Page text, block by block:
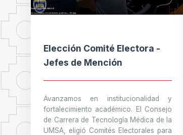
Elección Comité Electora -
Jefes de Mención
Avanzamos en institucionalidad y
fortalecimiento académico. El Consejo
de Carrera de Tecnología Médica de la
UMSA, eligió Comités Electorales para